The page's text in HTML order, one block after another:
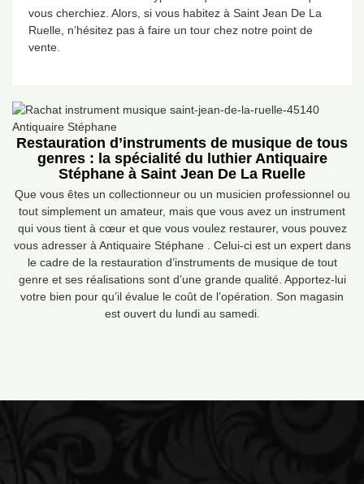
vous cherchiez. Alors, si vous habitez à Saint Jean De La
Ruelle, n’hésitez pas à faire un tour chez notre point de
vente.
Restauration d’instruments de musique de tous
genres : la spécialité du luthier Antiquaire
Stéphane à Saint Jean De La Ruelle
Que vous êtes un collectionneur ou un musicien professionnel ou
tout simplement un amateur, mais que vous avez un instrument
qui vous tient à cœur et que vous voulez restaurer, vous pouvez
vous adresser à Antiquaire Stéphane . Celui-ci est un expert dans
le cadre de la restauration d’instruments de musique de tout
genre et ses réalisations sont d’une grande qualité. Apportez-lui
votre bien pour qu’il évalue le coût de l’opération. Son magasin
est ouvert du lundi au samedi.